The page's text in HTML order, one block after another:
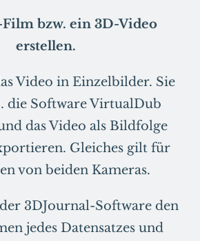
bzw. ein 3D-Video
erstellen.
Video in Einzelbilder. Sie
die Software VirtualDub
das Video als Bildfolge
Gleiches gilt für
von beiden Kameras.
3DJournal-Software den
jedes Datensatzes und